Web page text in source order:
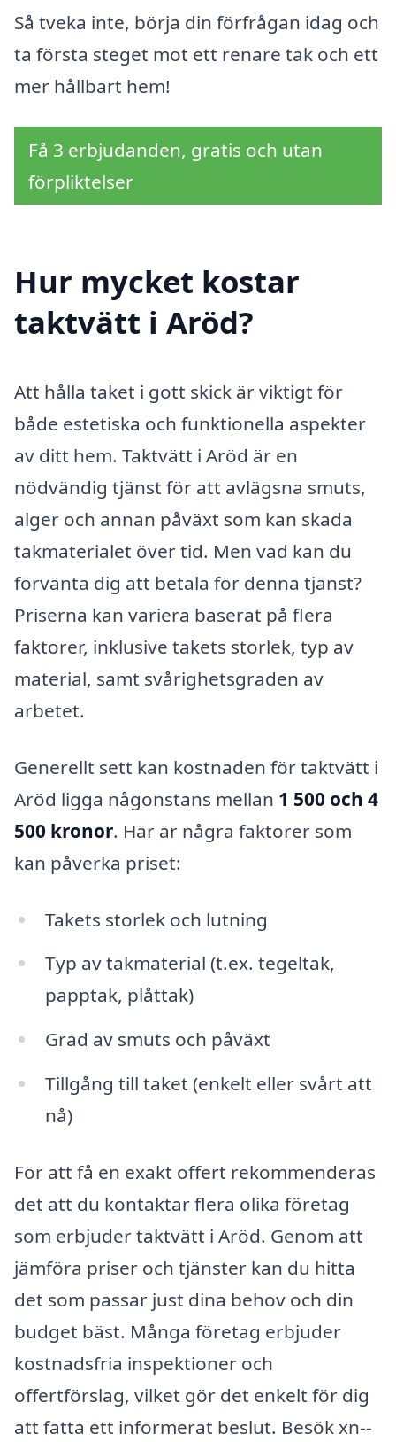
Så tveka inte, börja din förfrågan idag och
ta första steget mot ett renare tak och ett
mer hållbart hem!
Få 3 erbjudanden, gratis och utan
förpliktelser
Hur mycket kostar
taktvätt i Aröd?
Att hålla taket i gott skick är viktigt för
både estetiska och funktionella aspekter
av ditt hem. Taktvätt i Aröd är en
nödvändig tjänst för att avlägsna smuts,
alger och annan påväxt som kan skada
takmaterialet över tid. Men vad kan du
förvänta dig att betala för denna tjänst?
Priserna kan variera baserat på flera
faktorer, inklusive takets storlek, typ av
material, samt svårighetsgraden av
arbetet.
Generellt sett kan kostnaden för taktvätt i
Aröd ligga någonstans mellan 1 500 och 4
500 kronor. Här är några faktorer som
kan påverka priset:
Takets storlek och lutning
Typ av takmaterial (t.ex. tegeltak,
papptak, plåttak)
Grad av smuts och påväxt
Tillgång till taket (enkelt eller svårt att
nå)
För att få en exakt offert rekommenderas
det att du kontaktar flera olika företag
som erbjuder taktvätt i Aröd. Genom att
jämföra priser och tjänster kan du hitta
det som passar just dina behov och din
budget bäst. Många företag erbjuder
kostnadsfria inspektioner och
offertförslag, vilket gör det enkelt för dig
att fatta ett informerat beslut. Besök xn--